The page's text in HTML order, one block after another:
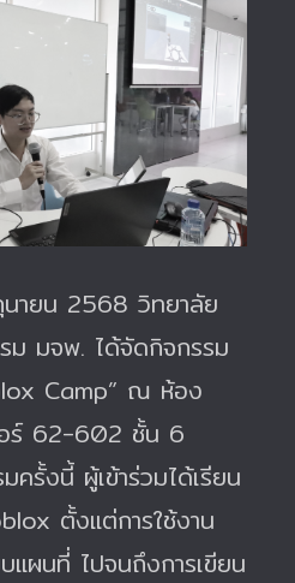
นายน 2568 วิทยาลัย
ม มจพ. ได้จัดกิจกรรม
Camp” ณ ห้อง
ร์ 62-602 ชั้น 6
ครั้งนี้ ผู้เข้าร่วมได้เรียน
ตั้งแต่การใช้งาน
แผนที่ ไปจนถึงการเขียน